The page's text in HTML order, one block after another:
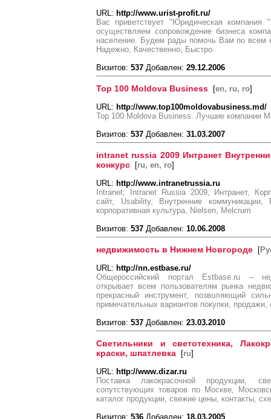
URL: http://www.urist-profit.ru/
Вас приветствует "Юридическая
осуществляем сопровождение бизнеса
население. Будем рады помочь Вам по всем
Надежно, Качественно, Быстро.
Визитов: 537 Добавлен: 29.12.2006
Top 100 Moldova Business [en, ru, ro]
URL: http://www.top100moldovabusiness.md/
Top 100 Moldova Business. Лучшие компании
Визитов: 537 Добавлен: 31.03.2007
intranet russia 2009 Интранет
конкурс [ru, en, ro]
URL: http://www.intranetrussia.ru
Intranet, Intranet Russia 2009, Интранет,
сайт, Usability, Внутренние
корпоративная культура, Nielsen, Melcrum
Визитов: 537 Добавлен: 10.06.2008
недвижимость в Нижнем Новгороде [
URL: http://nn.estbase.ru/
Общероссийский портал Estbase.ru –
открывает всем пользователям рынка
прекрасный инструмент, позволяющий
примечательных вариантов покупки,
Визитов: 537 Добавлен: 23.03.2010
Светильники и светотехника,
краски, шпатлевка [ru]
URL: http://www.dizar.ru
Поставка лакокрасочной продукции,
сопутствующих товаров по Москве,
каталог продукции, свежие цены, контакты,
Визитов: 536 Добавлен: 18.03.2005